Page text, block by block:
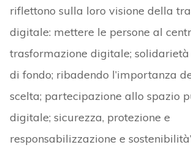
riflettono sulla loro visione della
digitale: mettere le persone al
trasformazione digitale; solidarietà
di fondo; ribadendo l’importanza
scelta; partecipazione allo spazio
digitale; sicurezza, protezione e
responsabilizzazione e